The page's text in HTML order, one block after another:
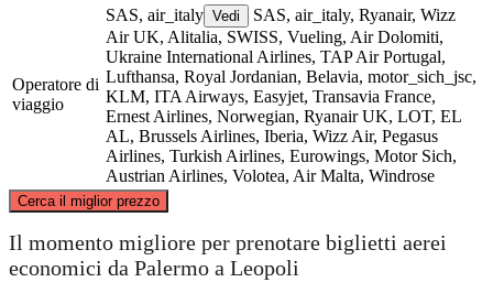
Operatore di
viaggio
SAS, air_italy Vedi
SAS, air_italy, Ryanair, Wizz
Air UK, Alitalia, SWISS, Vueling, Air Dolomiti,
Ukraine International Airlines, TAP Air Portugal,
Lufthansa, Royal Jordanian, Belavia, motor_sich_jsc,
KLM, ITA Airways, Easyjet, Transavia France,
Ernest Airlines, Norwegian, Ryanair UK, LOT, EL
AL, Brussels Airlines, Iberia, Wizz Air, Pegasus
Airlines, Turkish Airlines, Eurowings, Motor Sich,
Austrian Airlines, Volotea, Air Malta, Windrose
Cerca il miglior prezzo
©CARTO , © OpenStreetMapcontributors
Il momento migliore per prenotare biglietti aerei
economici da Palermo a Leopoli